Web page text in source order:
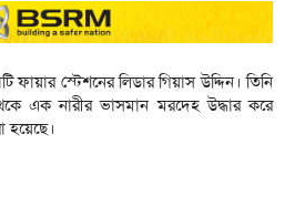
ফায়ার স্টেশনের লিডার গিয়াস উদ্দিন। তিনি
এক নারীর ভাসমান মরদেহ উদ্ধার করে
হয়েছে।